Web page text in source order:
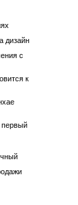
дизайн
с
к
первый